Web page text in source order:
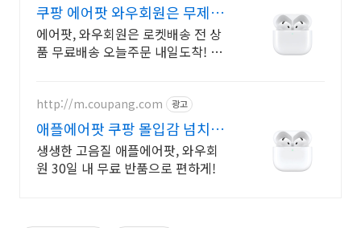
쿠팡 에어팟 와우회원은 무제한
무료 배송
에어팟, 와우회원은 로켓배송 전 상
품 무료배송 오늘주문 내일도착! 꼭
http://m.coupang.com 광고
애플에어팟 쿠팡 몰입감 넘치는
사운드 경험
생생한 고음질 애플에어팟, 와우회
원 30일 내 무료 반품으로 편하게!